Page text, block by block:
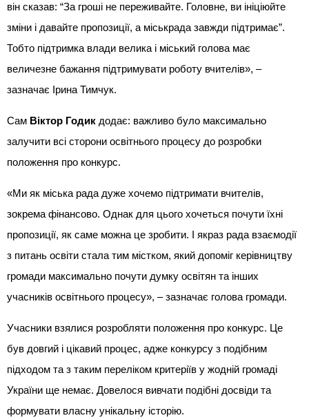
він сказав: “За гроші не переживайте. Головне, ви ініціюйте
зміни і давайте пропозиції, а міськрада завжди підтримає”.
Тобто підтримка влади велика і міський голова має
величезне бажання підтримувати роботу вчителів», –
зазначає Ірина Тимчук.
Сам Віктор Годик додає: важливо було максимально
залучити всі сторони освітнього процесу до розробки
положення про конкурс.
«Ми як міська рада дуже хочемо підтримати вчителів,
зокрема фінансово. Однак для цього хочеться почути їхні
пропозиції, як саме можна це зробити. І якраз рада взаємодії
з питань освіти стала тим містком, який допоміг керівництву
громади максимально почути думку освітян та інших
учасників освітнього процесу», – зазначає голова громади.
Учасники взялися розробляти положення про конкурс. Це
був довгий і цікавий процес, адже конкурсу з подібним
підходом та з таким переліком критеріїв у жодній громаді
України ще немає. Довелося вивчати подібні досвіди та
формувати власну унікальну історію.